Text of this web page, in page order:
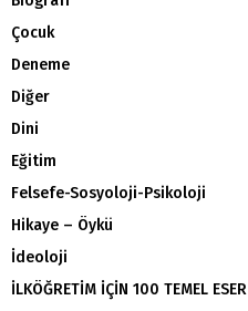
Çocuk
Deneme
Diğer
Dini
Eğitim
Felsefe-Sosyoloji-Psikoloji
Hikaye – Öykü
İdeoloji
İLKÖĞRETİM İÇİN 100 TEMEL ESER